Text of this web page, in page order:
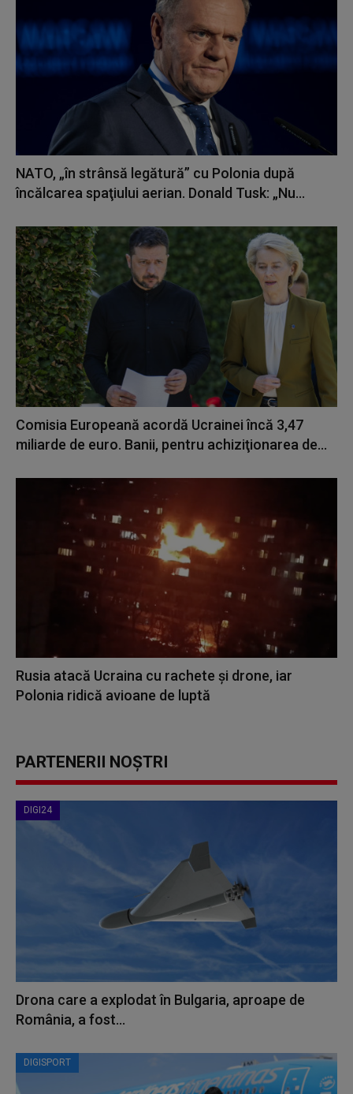
NATO, „în strânsă legătură” cu Polonia după
încălcarea spaţiului aerian. Donald Tusk: „Nu...
Comisia Europeană acordă Ucrainei încă 3,47
miliarde de euro. Banii, pentru achiziţionarea de...
Rusia atacă Ucraina cu rachete și drone, iar
Polonia ridică avioane de luptă
PARTENERII NOȘTRI
DIGI24
Drona care a explodat în Bulgaria, aproape de
România, a fost...
DIGISPORT